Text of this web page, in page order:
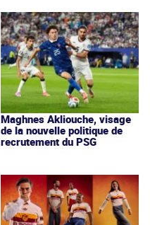
Maghnes Akliouche, visage
de la nouvelle politique de
recrutement du PSG